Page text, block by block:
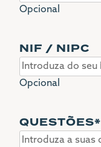
Opcional
NIF / NIPC
Opcional
QUESTÕES*